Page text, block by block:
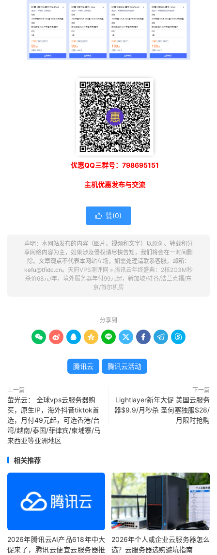
优惠QQ三群号：798695151
主机优惠发布与交流
 赞(0)
声明：本网站发布的内容（图片、视频和文字）以原创、转载和分
享网络内容为主，如果涉及侵权请尽快告知，我们将会在一时间删
除。文章观点不代表本网站立场，如需处理请联系客服。邮箱：
kefu@tfidc.cn。 天府VPS测评网 » 腾讯云年终盛典：2核2G3M秒
杀价68元/年，境外服务器年付99元起，新加坡/硅谷/法兰克福/东
京/首尔机房
分享到
        
腾讯云 腾讯云活动
上一篇
萤光云： 全球vps云服务器购
买，原生IP，海外抖音tiktok首
选，月付49元起，可选香港/台
湾/越南/泰国/菲律宾/柬埔寨/马
来西亚等亚洲地区
下一篇
Lightlayer新年大促 美国云服务
器$9.9/月秒杀 圣何塞独服$28/
月限时抢购
相关推荐
2026年腾讯云AI产品618年中大
促来了，腾讯云便宜云服务器推
2026年个人或企业云服务器怎么
选？云服务器选购避坑指南